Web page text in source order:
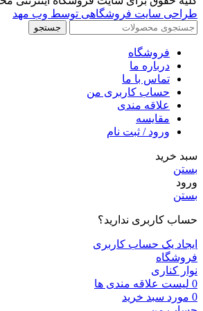
طراحی سایت فروشگاهی توسط وب مهد
جستجو
فروشگاه
درباره ما
تماس با ما
حساب کاربری من
علاقه مندی
مقايسه
ورود / ثبت نام
سبد خرید
بستن
ورود
بستن
حساب کاربری ندارید؟
ایجاد یک حساب کاربری
فروشگاه
نوار کناری
0 لیست علاقه مندی ها
0 مورد سبد خرید